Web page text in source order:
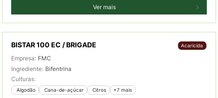
Ver mais
BISTAR 100 EC / BRIGADE Acaricida
Empresa: FMC
Ingrediente: Bifentrina
Culturas:
Algodão Cana-de-açúcar Citros +7 mais